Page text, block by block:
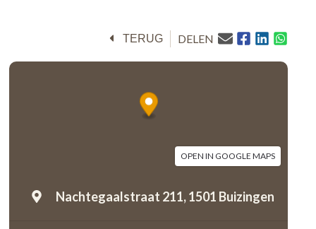
TERUG DELEN
OPEN IN GOOGLE MAPS
Nachtegaalstraat 211,1501 Buizingen